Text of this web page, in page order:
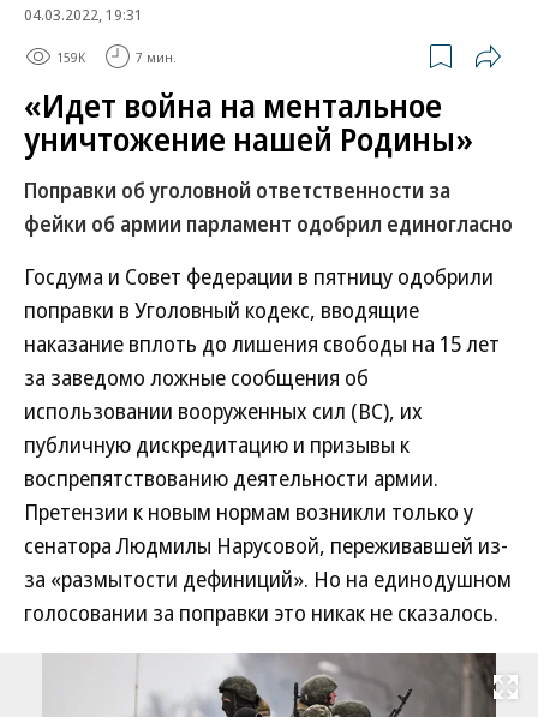
04.03.2022, 19:31
159K 7 мин.
«Идет война на ментальное
уничтожение нашей Родины»
Поправки об уголовной ответственности за
фейки об армии парламент одобрил единогласно
Госдума и Совет федерации в пятницу одобрили
поправки в Уголовный кодекс, вводящие
наказание вплоть до лишения свободы на 15 лет
за заведомо ложные сообщения об
использовании вооруженных сил (ВС), их
публичную дискредитацию и призывы к
воспрепятствованию деятельности армии.
Претензии к новым нормам возникли только у
сенатора Людмилы Нарусовой, переживавшей из-
за «размытости дефиниций». Но на единодушном
голосовании за поправки это никак не сказалось.
Развернуть